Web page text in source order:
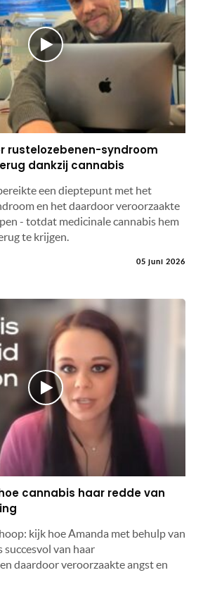
rustelozebenen-syndroom
dankzij cannabis
een dieptepunt met het
en het daardoor veroorzaakte
- totdat medicinale cannabis hem
te krijgen.
05 juni 2026
cannabis haar redde van
kijk hoe Amanda met behulp van
succesvol van haar
daardoor veroorzaakte angst en